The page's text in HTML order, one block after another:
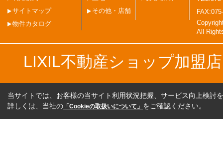
サイトマップ
物件カタログ
その他・店舗
All
LIXIL不動産ショップ加盟
当サイトでは、お客様の当サイト利用状況把握、サービス向上検討
詳しくは、当社の 「Cookieの取扱いについて」 をご確認ください。